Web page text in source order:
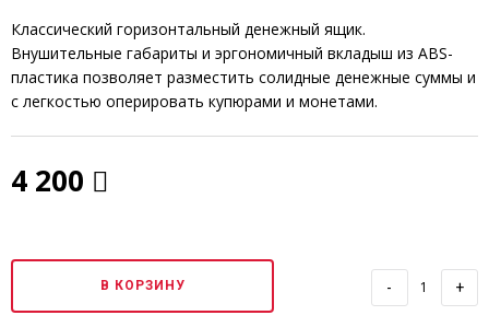
Классический горизонтальный денежный ящик.
Внушительные габариты и эргономичный вкладыш из ABS-
пластика позволяет разместить солидные денежные суммы и
с легкостью оперировать купюрами и монетами.
4 200
В КОРЗИНУ - +